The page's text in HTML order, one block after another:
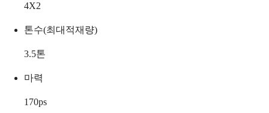
4X2
톤수(최대적재량)
3.5톤
마력
170ps